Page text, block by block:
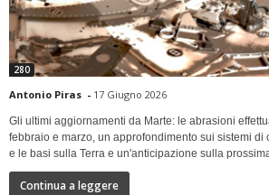
280
Antonio Piras - 17 Giugno 2026
Gli ultimi aggiornamenti da Marte: le abrasioni
febbraio e marzo, un approfondimento sui sistemi di
e le basi sulla Terra e un'anticipazione sulla
Continua a leggere